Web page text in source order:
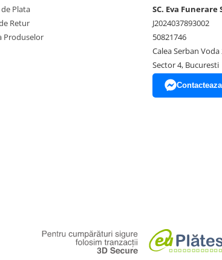
Plata
Retur
Produselor
SC. Eva Funerare
J2024037893002
50821746
Calea Serban Voda
Sector 4, Bucuresti